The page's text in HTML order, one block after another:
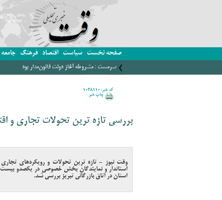
صفحه نخست سیاست اقتصاد فرهنگ جامعه
پزشکیان بر ضرورت تبیین نهضت مشروطه برای نسل
کد خبر: 1038110
چاپ خبر
بررسی تازه ترین تحولات تجاری و
وقت نیوز - تازه ترین تحولات و رویکردهای
استاندار و نمایندگان بخش خصوصی در یکصدو
استان در اتاق بازرگانی تبریز بررسی شد.